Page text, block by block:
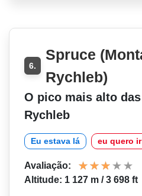
6.
Spruce
Rychleb)
O pico mais alto
Rychleb
Eu estava lá eu quero
Avaliação:
Altitude: 1 127 m / 3 698 ft